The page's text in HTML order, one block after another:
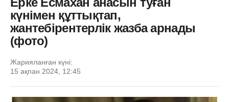
күнімен құттықтап,
жантебірентерлік жазба арнады
(фото)
Жарияланған күні:
15 ақпан 2024, 12:45